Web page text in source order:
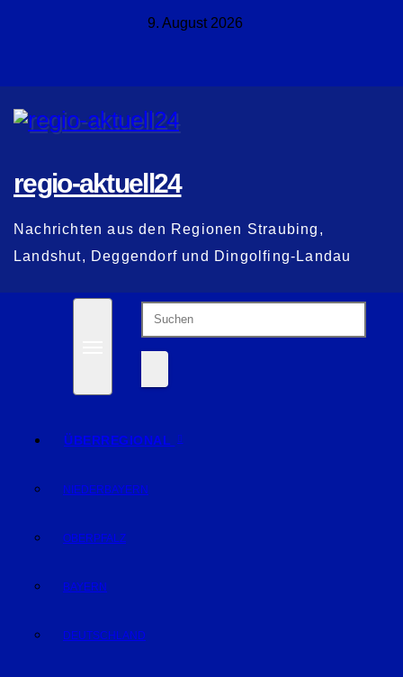
9. August 2026
regio-aktuell24
Nachrichten aus den Regionen Straubing,
Landshut, Deggendorf und Dingolfing-Landau
ÜBERREGIONAL
NIEDERBAYERN
OBERPFALZ
BAYERN
DEUTSCHLAND